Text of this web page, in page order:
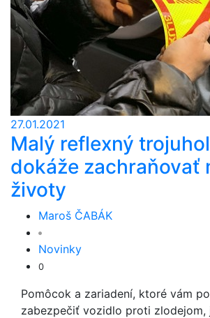
27.01.2021
Malý reflexný
dokáže zachraňovať
životy
Maroš ČABÁK
Novinky
0
Pomôcok a zariadení, ktoré vám
zabezpečiť vozidlo proti zlodejom,